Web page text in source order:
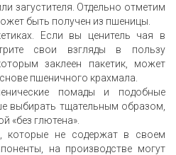
загустителя. Отдельно отметим
быть получен из пшеницы.
Если вы ценитель чая в
свои взгляды в пользу
заклеен пакетик, может
пшеничного крахмала.
помады и подобные
выбирать тщательным образом,
«без глютена».
которые не содержат в своем
на производстве могут